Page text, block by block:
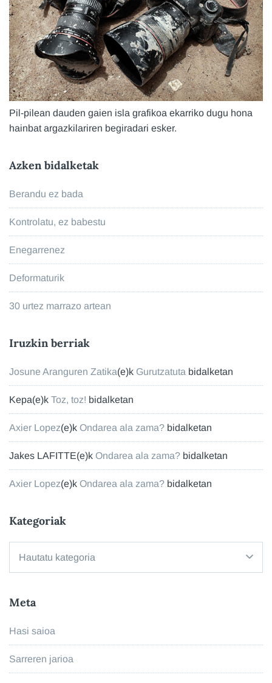
Pil-pilean dauden gaien isla grafikoa ekarriko dugu hona
hainbat argazkilariren begiradari esker.
Azken bidalketak
Berandu ez bada
Kontrolatu, ez babestu
Enegarrenez
Deformaturik
30 urtez marrazo artean
Iruzkin berriak
Josune Aranguren Zatika(e)k Gurutzatuta bidalketan
Kepa(e)k Toz, toz! bidalketan
Axier Lopez(e)k Ondarea ala zama? bidalketan
Jakes LAFITTE(e)k Ondarea ala zama? bidalketan
Axier Lopez(e)k Ondarea ala zama? bidalketan
Kategoriak
Meta
Hasi saioa
Sarreren jarioa